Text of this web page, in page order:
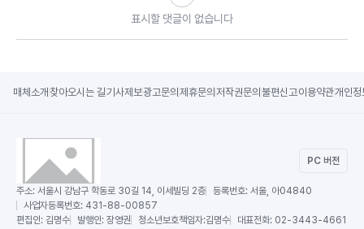
표시할 댓글이 없습니다
매체소개 찾아오시는 길기사제보광고문의 제휴문의 저작권문의 불편신고이용약관개인정
PC 버전
주소: 서울시 강남구 학동로 30길 14, 이세빌딩 2층 등록번호: 서울, 아04840
사업자등록번호: 431-88-00857
편집인: 김명수 발행인: 장영권 청소년보호책임자:김명수 대표전화: 02-3443-4661